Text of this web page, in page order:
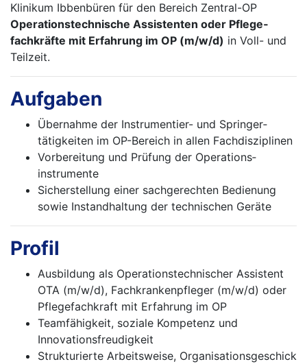
Klinikum Ibbenbüren für den Bereich Zentral-OP
Operationstechnische Assistenten oder Pflege­
fachkräfte mit Erfahrung im OP (m/w/d) in Voll- und
Teilzeit.
Aufgaben
Übernahme der Instrumentier- und Springer­
tätigkeiten im OP-Bereich in allen Fachdisziplinen
Vorbereitung und Prüfung der Operations­
instrumente
Sicherstellung einer sachgerechten Bedienung
sowie Instandhaltung der technischen Geräte
Profil
Ausbildung als Operationstechnischer Assistent
OTA (m/w/d), Fachkrankenpfleger (m/w/d) oder
Pflegefachkraft mit Erfahrung im OP
Teamfähigkeit, soziale Kompetenz und
Innovationsfreudigkeit
Strukturierte Arbeitsweise, Organisationsgeschick